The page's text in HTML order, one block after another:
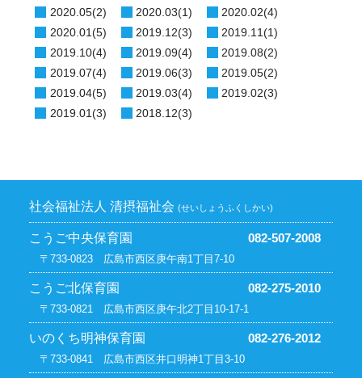
2020.05(2)
2020.03(1)
2020.02(4)
2020.01(5)
2019.12(3)
2019.11(1)
2019.10(4)
2019.09(4)
2019.08(2)
2019.07(4)
2019.06(3)
2019.05(2)
2019.04(5)
2019.03(4)
2019.02(3)
2019.01(3)
2018.12(3)
社会福祉法人 清摂福祉会 (せいしょうふくしかい)
こうご中央保育園 082-507-2008
〒733-0823 広島市西区庚午南1丁目7-10
こうご北保育園 082-275-2010
〒733-0821 広島市西区庚午北2丁目10-17-1
いのくち明神保育園 082-276-2012
〒733-0841 広島市西区井口明神1丁目3-10